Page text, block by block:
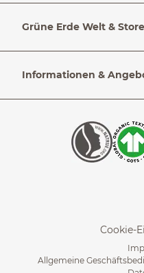
Grüne Erde Welt &
Informationen &
Cookie-
Allgemeine